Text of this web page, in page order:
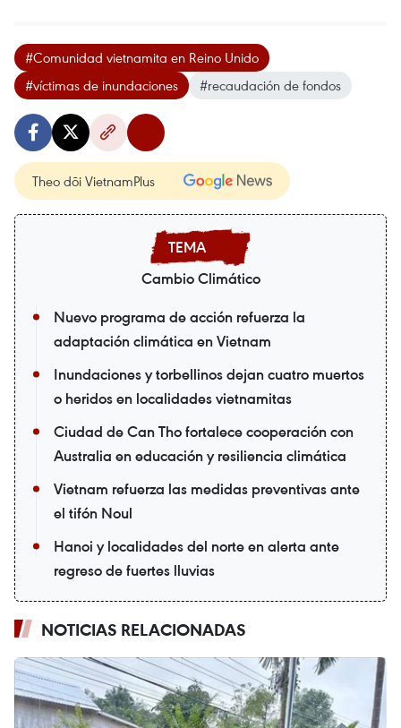
#Comunidad vietnamita en Reino Unido
#víctimas de inundaciones
#recaudación de fondos
Theo dõi VietnamPlus
Cambio Climático
Nuevo programa de acción refuerza la
adaptación climática en Vietnam
Inundaciones y torbellinos dejan cuatro muertos
o heridos en localidades vietnamitas
Ciudad de Can Tho fortalece cooperación con
Australia en educación y resiliencia climática
Vietnam refuerza las medidas preventivas ante
el tifón Noul
Hanoi y localidades del norte en alerta ante
regreso de fuertes lluvias
NOTICIAS RELACIONADAS